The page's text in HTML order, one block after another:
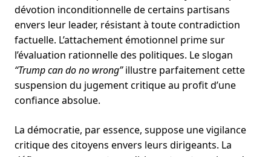
dévotion inconditionnelle de certains partisans
envers leur leader, résistant à toute contradiction
factuelle. L’attachement émotionnel prime sur
l’évaluation rationnelle des politiques. Le slogan
“Trump can do no wrong”illustre parfaitement cette
suspension du jugement critique au profit d’une
confiance absolue.
La démocratie, par essence, suppose une vigilance
critique des citoyens envers leurs dirigeants. La